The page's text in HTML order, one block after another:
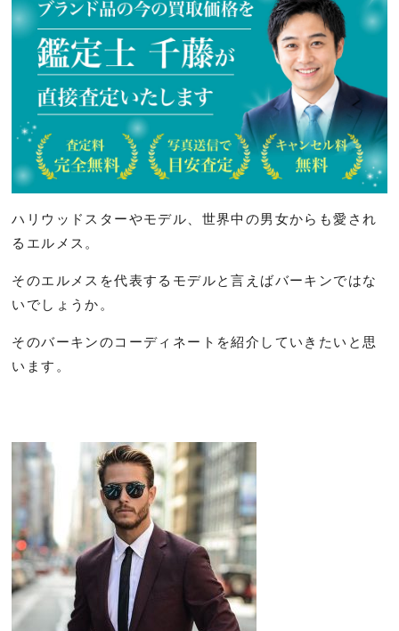
ハリウッドスターやモデル、世界中の男女からも愛され
るエルメス。
そのエルメスを代表するモデルと言えばバーキンではな
いでしょうか。
そのバーキンのコーディネートを紹介していきたいと思
います。